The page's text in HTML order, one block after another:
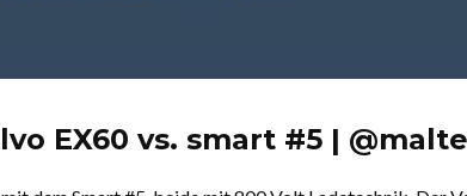
EX60 vs. smart #5 |